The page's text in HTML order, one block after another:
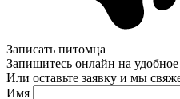
Записать питомца
Запишитесь онлайн на удобное
Или оставьте заявку и мы
Имя